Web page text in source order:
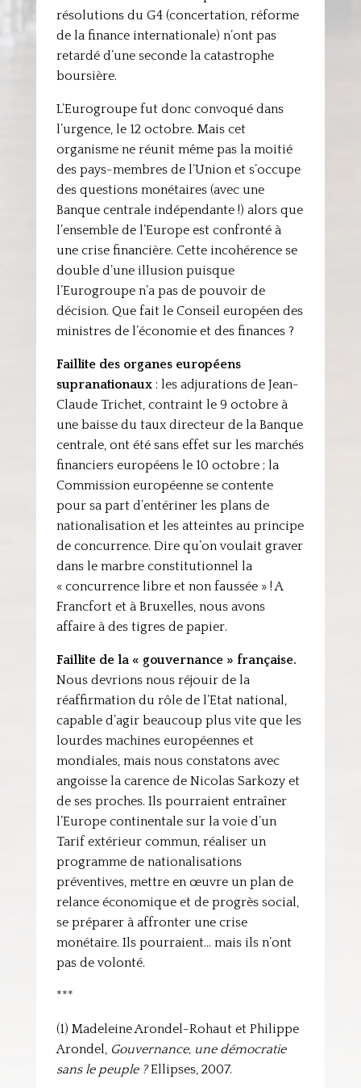
résolutions du G4 (concertation, réforme
de la finance internationale) n’ont pas
retardé d’une seconde la catastrophe
boursière.
L’Eurogroupe fut donc convoqué dans
l’urgence, le 12 octobre. Mais cet
organisme ne réunit même pas la moitié
des pays-membres de l’Union et s’occupe
des questions monétaires (avec une
Banque centrale indépendante !) alors que
l’ensemble de l’Europe est confronté à
une crise financière. Cette incohérence se
double d’une illusion puisque
l’Eurogroupe n’a pas de pouvoir de
décision. Que fait le Conseil européen des
ministres de l’économie et des finances ?
Faillite des organes européens
supranationaux: les adjurations de Jean-
Claude Trichet, contraint le 9 octobre à
une baisse du taux directeur de la Banque
centrale, ont été sans effet sur les marchés
financiers européens le 10 octobre ; la
Commission européenne se contente
pour sa part d’entériner les plans de
nationalisation et les atteintes au principe
de concurrence. Dire qu’on voulait graver
dans le marbre constitutionnel la
« concurrence libre et non faussée » ! A
Francfort et à Bruxelles, nous avons
affaire à des tigres de papier.
Faillite de la « gouvernance » française.
Nous devrions nous réjouir de la
réaffirmation du rôle de l’Etat national,
capable d’agir beaucoup plus vite que les
lourdes machines européennes et
mondiales, mais nous constatons avec
angoisse la carence de Nicolas Sarkozy et
de ses proches. Ils pourraient entraîner
l’Europe continentale sur la voie d’un
Tarif extérieur commun, réaliser un
programme de nationalisations
préventives, mettre en œuvre un plan de
relance économique et de progrès social,
se préparer à affronter une crise
monétaire. Ils pourraient… mais ils n’ont
pas de volonté.
***
(1) Madeleine Arondel-Rohaut et Philippe
Arondel, Gouvernance, une démocratie
sans le peuple ?Ellipses, 2007.